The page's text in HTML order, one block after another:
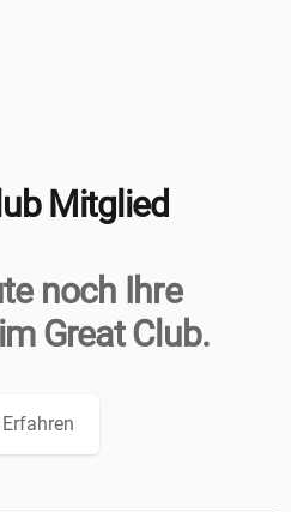
Mitglied
noch Ihre
Great Club.